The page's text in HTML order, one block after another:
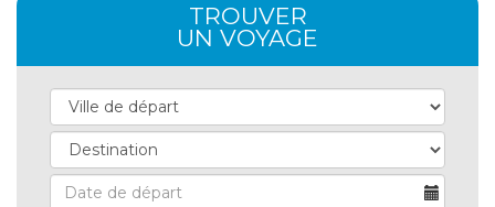
TROUVER
UN VOYAGE